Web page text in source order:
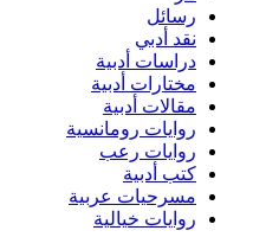
رسائل
نقد أدبي
دراسات أدبية
مختارات أدبية
مقالات أدبية
روايات رومانسية
روايات رعب
كتب أدبية
مسرحيات عربية
روايات خيالية